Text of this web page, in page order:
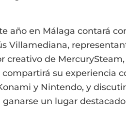
año en Málaga contará
Villamediana,
creativo de
compartirá su experiencia
y Nintendo, y
ganarse un lugar